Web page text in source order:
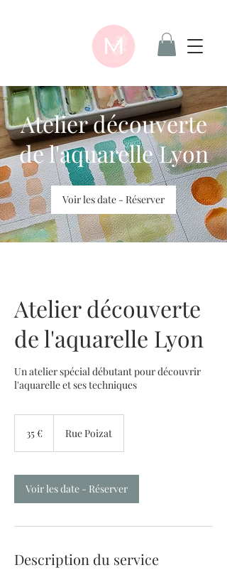
Atelier découverte
de l'aquarelle Lyon
Voir les date - Réserver
Atelier découverte
de l'aquarelle Lyon
Un atelier spécial débutant pour découvrir
l'aquarelle et ses techniques
35 € Rue Poizat
Voir les date - Réserver
Description du service